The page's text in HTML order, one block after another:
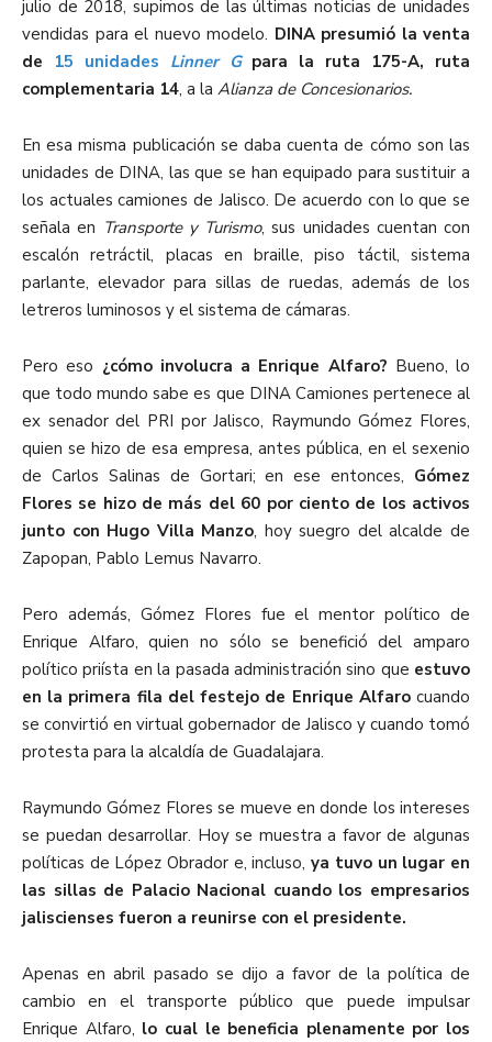
julio de 2018, supimos de las últimas noticias de unidades
vendidas para el nuevo modelo. DINA presumió la venta
de
15 unidades Linner G para la ruta 175-A, ruta
complementaria 14, a la Alianza de Concesionarios.
En esa misma publicación se daba cuenta de cómo son las
unidades de DINA, las que se han equipado para sustituir a
los actuales camiones de Jalisco. De acuerdo con lo que se
señala en Transporte y Turismo, sus unidades cuentan con
escalón retráctil, placas en braille, piso táctil, sistema
parlante, elevador para sillas de ruedas, además de los
letreros luminosos y el sistema de cámaras.
Pero eso ¿cómo involucra a Enrique Alfaro? Bueno, lo
que todo mundo sabe es que DINA Camiones pertenece al
ex senador del PRI por Jalisco, Raymundo Gómez Flores,
quien se hizo de esa empresa, antes pública, en el sexenio
de Carlos Salinas de Gortari; en ese entonces, Gómez
Flores se hizo de más del 60 por ciento de los activos
junto con Hugo Villa Manzo, hoy suegro del alcalde de
Zapopan, Pablo Lemus Navarro.
Pero además, Gómez Flores fue el mentor político de
Enrique Alfaro, quien no sólo se benefició del amparo
político priísta en la pasada administración sino que estuvo
en la primera fila del festejo de Enrique Alfaro cuando
se convirtió en virtual gobernador de Jalisco y cuando tomó
protesta para la alcaldía de Guadalajara.
Raymundo Gómez Flores se mueve en donde los intereses
se puedan desarrollar. Hoy se muestra a favor de algunas
políticas de López Obrador e, incluso,ya tuvo un lugar en
las sillas de Palacio Nacional cuando los empresarios
jaliscienses fueron a reunirse con el presidente.
Apenas en abril pasado se dijo a favor de la política de
cambio en el transporte público que puede impulsar
Enrique Alfaro, lo cual le beneficia plenamente por los